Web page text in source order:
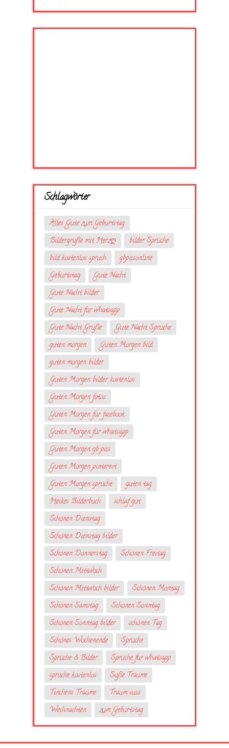
Schlagwörter
Alles Gute zum Geburtstag
Bildergrüße mit Herzღ
bilder Sprüche
bild kostenlos spruch
gbpicsonline
Geburtstag
Gute Nacht
Gute Nacht bilder
Gute Nacht für whatsapp
Gute Nacht Grüße
Gute Nacht Sprüche
guten morgen
Guten Morgen bild
guten morgen bilder
Guten Morgen bilder kostenlos
Guten Morgen fotos
Guten Morgen für facebook
Guten Morgen für whatsapp
Guten Morgen gb pics
Guten Morgen pinterest
Guten Morgen sprüche
guten tag
Heikes Bilderbuch
schlaf gut
Schönen Dienstag
Schönen Dienstag bilder
Schönen Donnerstag
Schönen Freitag
Schönen Mittwoch
Schönen Mittwoch bilder
Schönen Montag
Schönen Samstag
Schönen Sonntag
Schönen Sonntag bilder
schönen Tag
Schönes Wochenende
Sprüche
Sprüche & Bilder
Sprüche fur whatsapp
sprüche kostenlos
Süße Träume
Tinchens Träume
Traum suss
Weihnachten
zum Geburtstag